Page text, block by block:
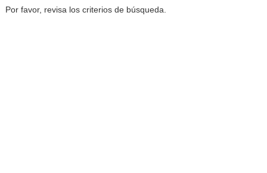
Por favor, revisa los criterios de búsqueda.